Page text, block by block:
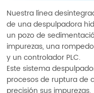
Nuestra línea
de una despulpadora
un pozo de
impurezas, una
y un controlador PLC.
Este sistema
procesos de ruptura de